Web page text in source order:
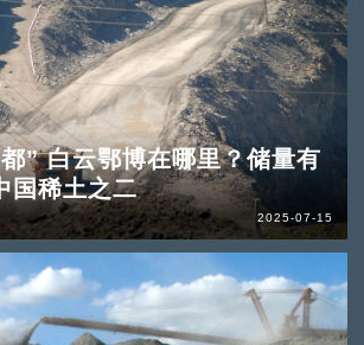
” 白云鄂博在哪里？储量有
国稀土之二
2025-07-15